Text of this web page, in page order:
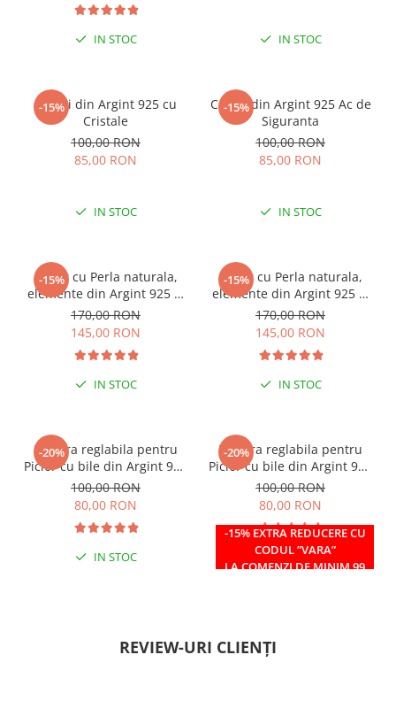
IN STOC IN STOC
-15%
Cercei din Argint 925 cu
Cristale
100,00 RON
85,00 RON
IN STOC
-15%
Cercei din Argint 925 Ac de
Siguranta
100,00 RON
85,00 RON
IN STOC
-15%
Colier cu Perla naturala,
elemente din Argint 925 si
margele Miyuki, multicolor
170,00 RON
145,00 RON
IN STOC
-15%
Colier cu Perla naturala,
elemente din Argint 925 si
margele Miyuki, verde/kiwi
170,00 RON
145,00 RON
IN STOC
-20%
Bratara reglabila pentru
Picior cu bile din Argint 925
si margele Miyuki rosii
100,00 RON
80,00 RON
IN STOC
-20%
-15% EXTRA REDUCERE CU
CODUL ”VARA”
LA COMENZI DE MINIM 99
Bratara reglabila pentru
Picior cu bile din Argint 925
si margele Miyuki verzi
100,00 RON
80,00 RON
IN STOC
REVIEW-URI CLIENȚI